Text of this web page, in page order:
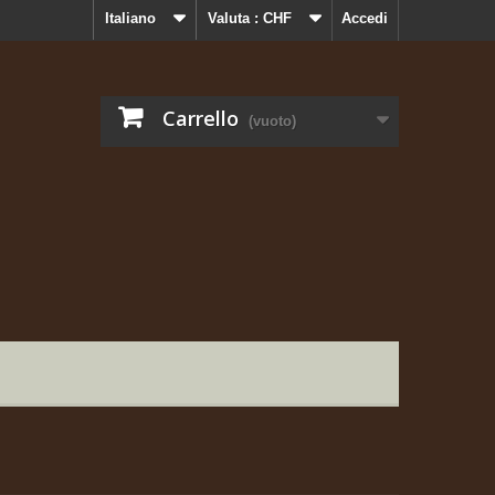
Accedi
Valuta : CHF
Italiano
Carrello (vuoto)